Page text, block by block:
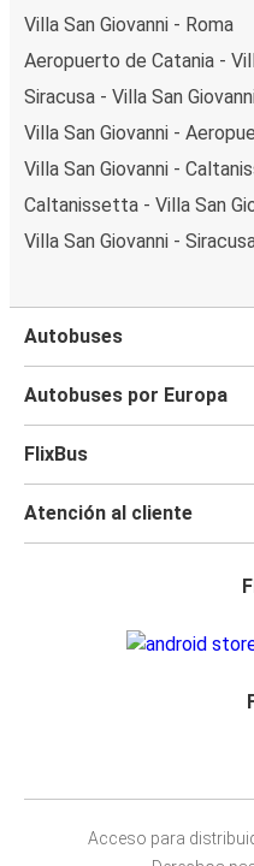
Villa San Giovanni - Roma
Aeropuerto de Catania -
Siracusa - Villa San
Villa San Giovanni -
Villa San Giovanni -
Caltanissetta - Villa San
Villa San Giovanni -
Autobuses
Autobuses por Europa
FlixBus
Atención al cliente
Acceso para